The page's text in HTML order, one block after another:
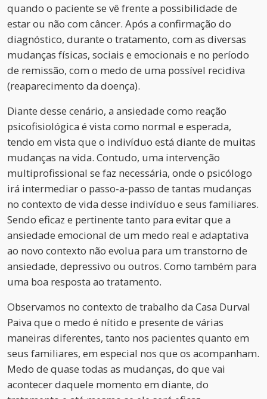
quando o paciente se vê frente a possibilidade de
estar ou não com câncer. Após a confirmação do
diagnóstico, durante o tratamento, com as diversas
mudanças físicas, sociais e emocionais e no período
de remissão, com o medo de uma possível recidiva
(reaparecimento da doença).
Diante desse cenário, a ansiedade como reação
psicofisiológica é vista como normal e esperada,
tendo em vista que o indivíduo está diante de muitas
mudanças na vida. Contudo, uma intervenção
multiprofissional se faz necessária, onde o psicólogo
irá intermediar o passo-a-passo de tantas mudanças
no contexto de vida desse indivíduo e seus familiares.
Sendo eficaz e pertinente tanto para evitar que a
ansiedade emocional de um medo real e adaptativa
ao novo contexto não evolua para um transtorno de
ansiedade, depressivo ou outros. Como também para
uma boa resposta ao tratamento.
Observamos no contexto de trabalho da Casa Durval
Paiva que o medo é nítido e presente de várias
maneiras diferentes, tanto nos pacientes quanto em
seus familiares, em especial nos que os acompanham.
Medo de quase todas as mudanças, do que vai
acontecer daquele momento em diante, do